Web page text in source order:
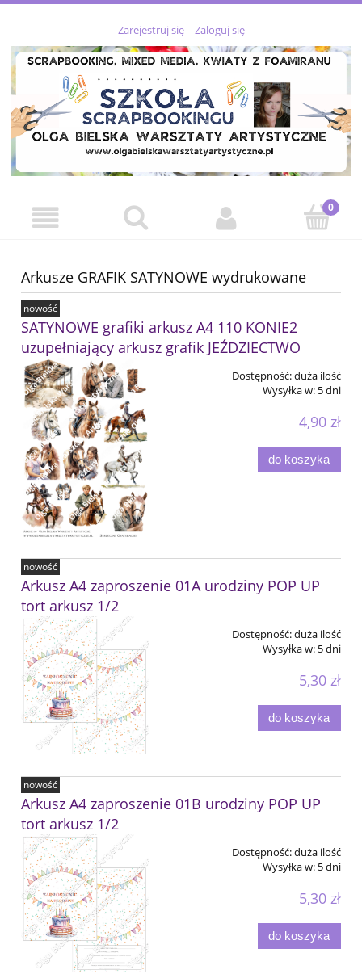
Zarejestruj się Zaloguj się
Arkusze GRAFIK SATYNOWE wydrukowane
SATYNOWE grafiki arkusz A4 110 KONIE2
uzupełniający arkusz grafik JEŹDZIECTWO
Dostępność:duża ilość
Wysyłka w: 5 dni
4,90 zł
do koszyka
nowość
Arkusz A4 zaproszenie 01A urodziny POP UP
tort arkusz 1/2
Dostępność:duża ilość
Wysyłka w: 5 dni
5,30 zł
do koszyka
nowość
Arkusz A4 zaproszenie 01B urodziny POP UP
tort arkusz 1/2
Dostępność:duża ilość
Wysyłka w: 5 dni
5,30 zł
do koszyka
nowość